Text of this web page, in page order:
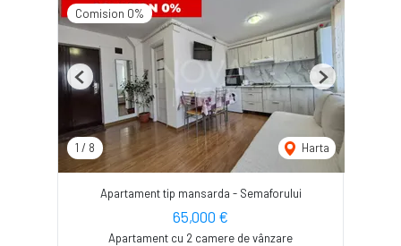
Comision 0%
1 / 8 Harta
Previous Next
Apartament tip mansarda - Semaforului
65,000 €
Apartament cu 2 camere de vânzare